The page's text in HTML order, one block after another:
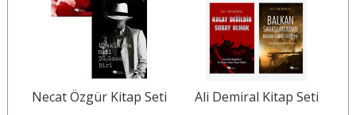
Necat Özgür Kitap Seti Ali Demiral Kitap Seti